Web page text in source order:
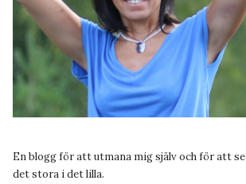
En blogg för att utmana mig själv och för att se
det stora i det lilla.